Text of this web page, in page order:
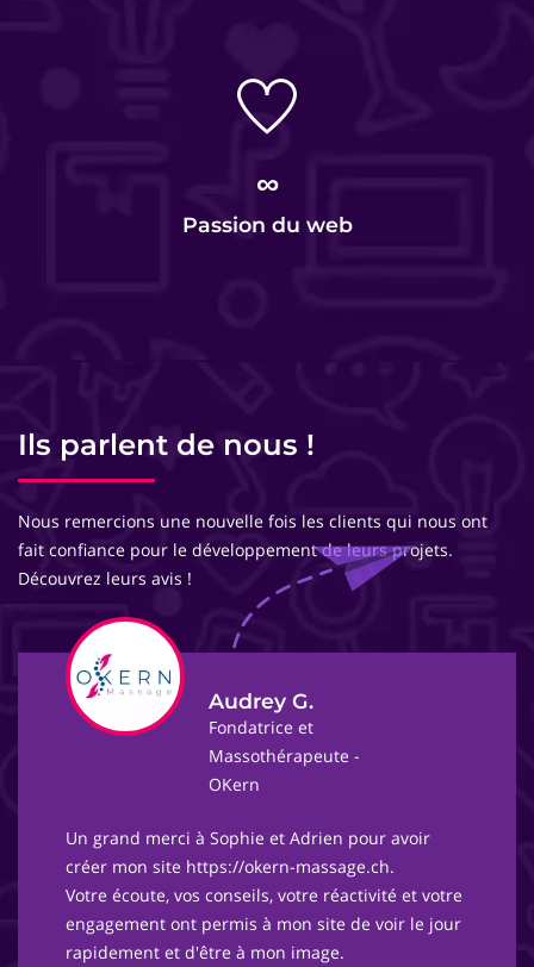
∞
Passion du web
Ils parlent de nous !
Nous remercions une nouvelle fois les clients qui nous ont
fait confiance pour le développement de leurs projets.
Découvrez leurs avis !
Audrey G.
Fondatrice et
Massothérapeute -
OKern
Un grand merci à Sophie et Adrien pour avoir
créer mon site https://okern-massage.ch.
Votre écoute, vos conseils, votre réactivité et votre
engagement ont permis à mon site de voir le jour
rapidement et d'être à mon image.